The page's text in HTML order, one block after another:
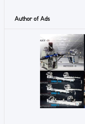
Author of Ads